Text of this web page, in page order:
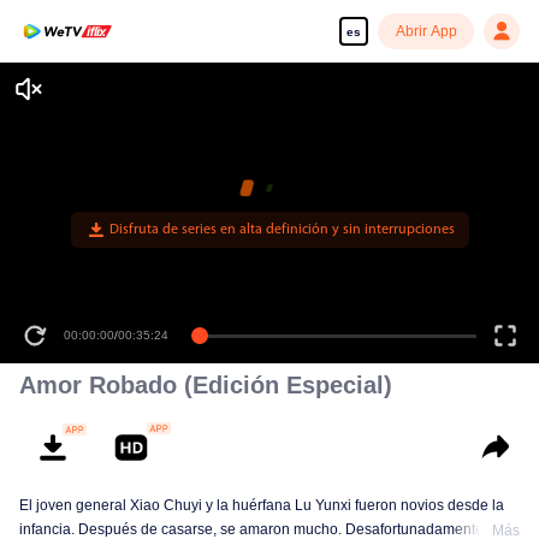
es Abrir App
Disfruta de series en alta definición y sin interrupciones
00:00:00/00:35:24
Amor Robado (Edición Especial)
El joven general Xiao Chuyi y la huérfana Lu Yunxi fueron novios desde la
infancia. Después de casarse, se amaron mucho. Desafortunadamente,
Más